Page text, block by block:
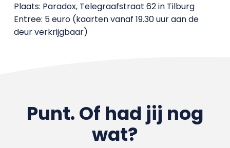
Plaats: Paradox, Telegraafstraat 62 in Tilburg
Entree: 5 euro (kaarten vanaf 19.30 uur aan de
deur verkrijgbaar)
Punt. Of had jij nog
wat?